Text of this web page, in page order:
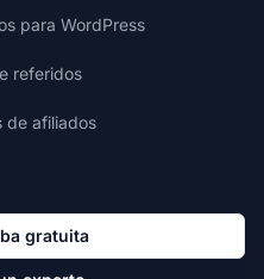
para WordPress
referidos
de afiliados
gratuita